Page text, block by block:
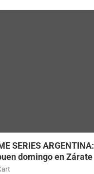
SERIES ARGENTINA:
domingo en Zárate